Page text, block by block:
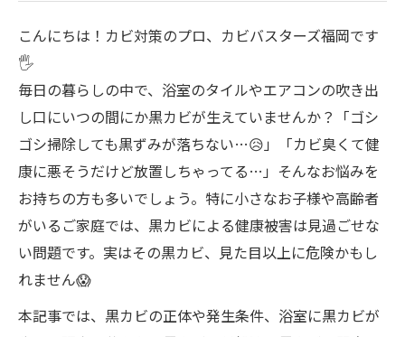
こんにちは！カビ対策のプロ、カビバスターズ福岡です
🖐️
毎日の暮らしの中で、浴室のタイルやエアコンの吹き出
し口にいつの間にか黒カビが生えていませんか？「ゴシ
ゴシ掃除しても黒ずみが落ちない…😥」「カビ臭くて健
康に悪そうだけど放置しちゃってる…」そんなお悩みを
お持ちの方も多いでしょう。特に小さなお子様や高齢者
がいるご家庭では、黒カビによる健康被害は見過ごせな
い問題です。実はその黒カビ、見た目以上に危険かもし
れません😱
本記事では、黒カビの正体や発生条件、浴室に黒カビが